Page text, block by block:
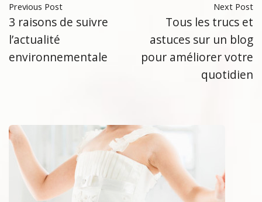
Previous Post
3 raisons de suivre
l’actualité
environnementale
Next Post
Tous les trucs et
astuces sur un blog
pour améliorer votre
quotidien